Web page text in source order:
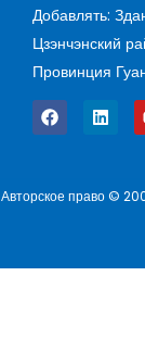
Добавлять:
Цзэнчэнский
Провинция
Авторское право ©